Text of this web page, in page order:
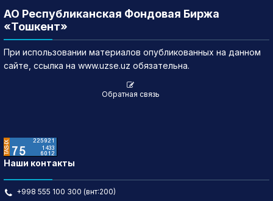
АО Республиканская Фондовая Биржа
«Тошкент»
При использовании материалов опубликованных на данном
сайте, ссылка на www.uzse.uz обязательна.
Обратная связь
Наши контакты
+998 555 100 300 (внт:200)